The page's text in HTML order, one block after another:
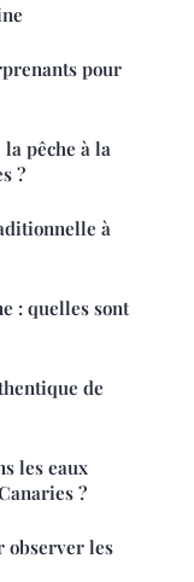
pour
pêche à la
?
à
: quelles sont
de
les eaux
?
observer les